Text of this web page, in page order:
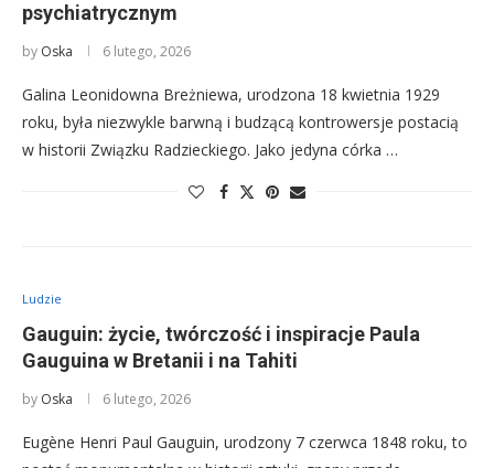
psychiatrycznym
by Oska 6 lutego, 2026
Galina Leonidowna Breżniewa, urodzona 18 kwietnia 1929
roku, była niezwykle barwną i budzącą kontrowersje postacią
w historii Związku Radzieckiego. Jako jedyna córka …
Ludzie
Gauguin: życie, twórczość i inspiracje Paula
Gauguina w Bretanii i na Tahiti
by Oska 6 lutego, 2026
Eugène Henri Paul Gauguin, urodzony 7 czerwca 1848 roku, to